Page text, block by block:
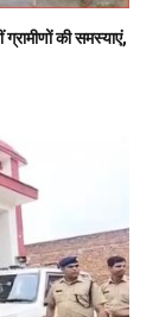
ग्रामीणों की समस्याएं,